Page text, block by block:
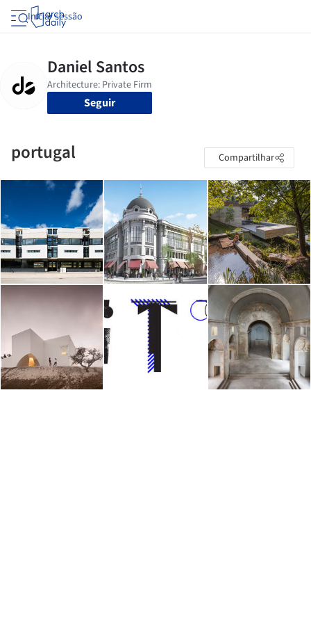
Iniciar sessão
Seguir
portugal Compartilhar